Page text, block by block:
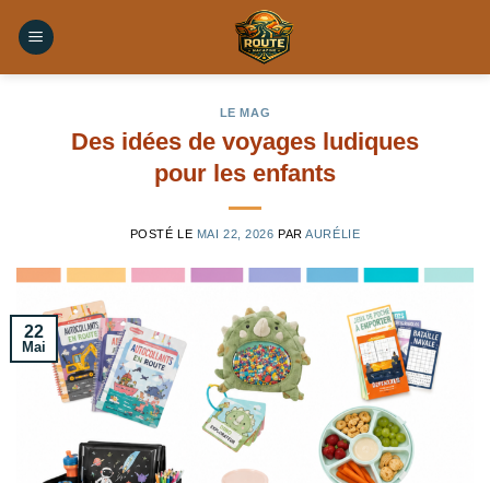
LE MAG
Des idées de voyages ludiques
pour les enfants
POSTÉ LE MAI 22, 2026 PARAURÉLIE
22
Mai